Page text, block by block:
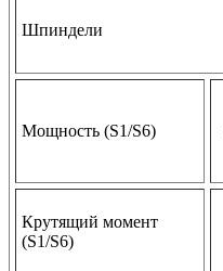
Шпиндели
Мощность (S1/S6)
Крутящий момент
(S1/S6)